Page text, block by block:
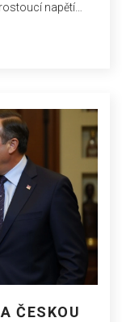
napětí
hrozby v
ČESKOU